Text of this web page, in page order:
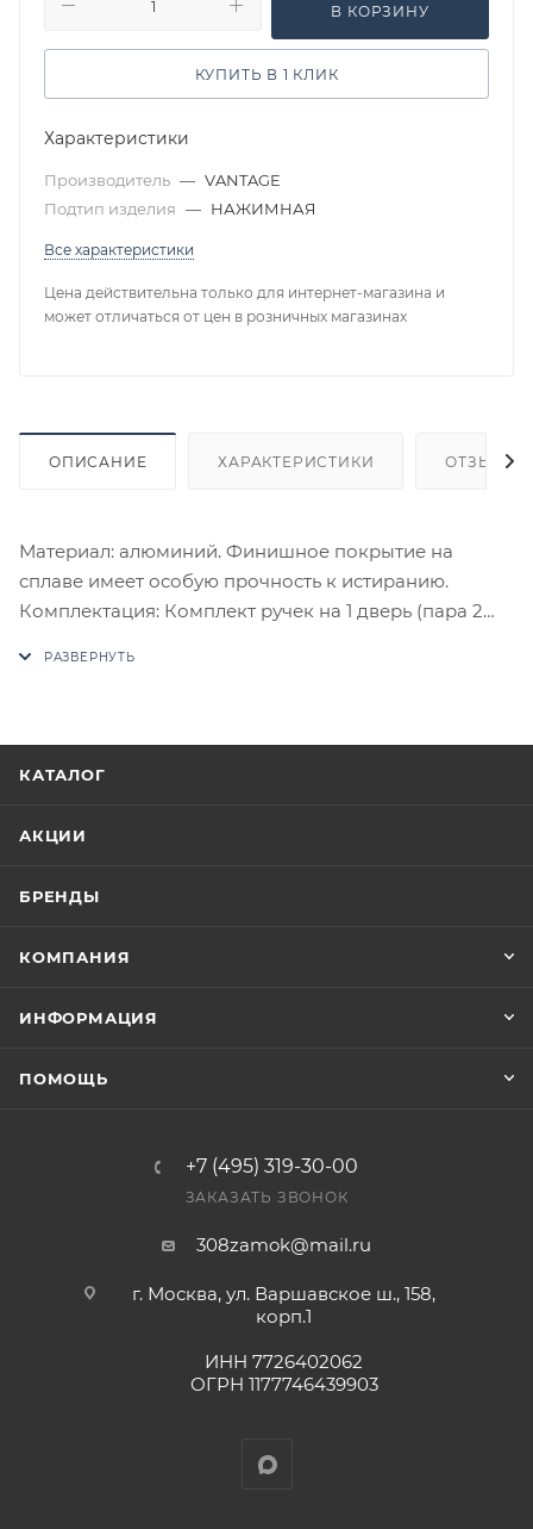
В КОРЗИНУ
КУПИТЬ В 1 КЛИК
Характеристики
Производитель — VANTAGE
Подтип изделия — НАЖИМНАЯ
Все характеристики
Цена действительна только для интернет-магазина и
может отличаться от цен в розничных магазинах
ОПИСАНИЕ ХАРАКТЕРИСТИКИ ОТЗЫВЫ
Материал: алюминий. Финишное покрытие на
сплаве имеет особую прочность к истиранию.
Комплектация: Комплект ручек на 1 дверь (пара 2
Цены на сайте не являются оптовыми и
приходит письмо только для подтверждения, что
счете после проверки товара на наличие на складе.
оплата выставленного счета.
КАТАЛОГ
АКЦИИ
БРЕНДЫ
КОМПАНИЯ
ИНФОРМАЦИЯ
ПОМОЩЬ
+7 (495) 319-30-00
ЗАКАЗАТЬ ЗВОНОК
308zamok@mail.ru
г. Москва, ул. Варшавское ш., 158,
корп.1
ИНН 7726402062
ОГРН 1177746439903